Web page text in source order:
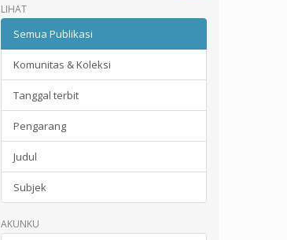
LIHAT
Semua Publikasi
Komunitas & Koleksi
Tanggal terbit
Pengarang
Judul
Subjek
AKUNKU